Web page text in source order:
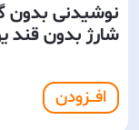
نوشیدنی بدون
شارژ بدون قند
افـــزودن